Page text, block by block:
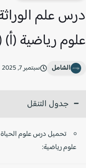
علم الوراثة
رياضية (أ)
الشامل سبتمبر 7, 2025
جدول التنقل
تحميل درس علوم الحياة
علوم رياضية: